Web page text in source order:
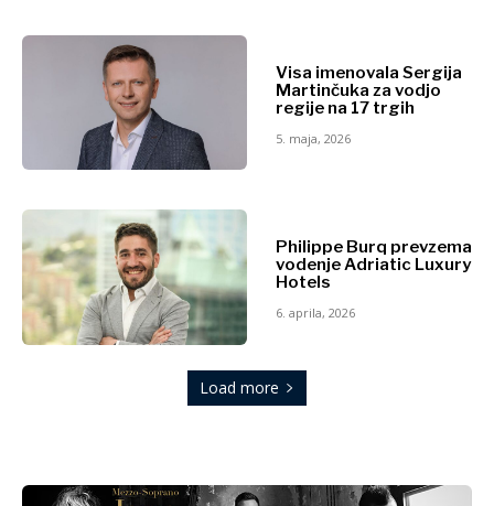
Novice
Kultura
Znanost
Tehnologija
Okolje
pijača
Šport
Lifestyle
O nas Oglaševanje
Lifestyle
Potovanja
Hrana
& pijača
Western
Balkans
2030
O nas Oglaševanje Kontakt
Visa imenovala Sergija
Martinčuka za vodjo
regije na 17 trgih
5. maja, 2026
Philippe Burq prevzema
vodenje Adriatic Luxury
Hotels
6. aprila, 2026
Load more